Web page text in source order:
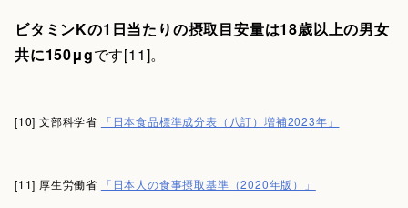
ビタミンKの1日当たりの摂取目安量は18歳以上の男女
共に150μgです[11]。
[10] 文部科学省 「日本食品標準成分表（八訂）増補2023年」
[11] 厚生労働省 「日本人の食事摂取基準（2020年版）」